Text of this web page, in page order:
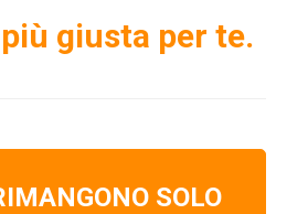
giusta per te.
SOLO